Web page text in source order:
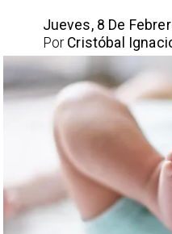
Jueves, 8 De
Cristóbal
Por